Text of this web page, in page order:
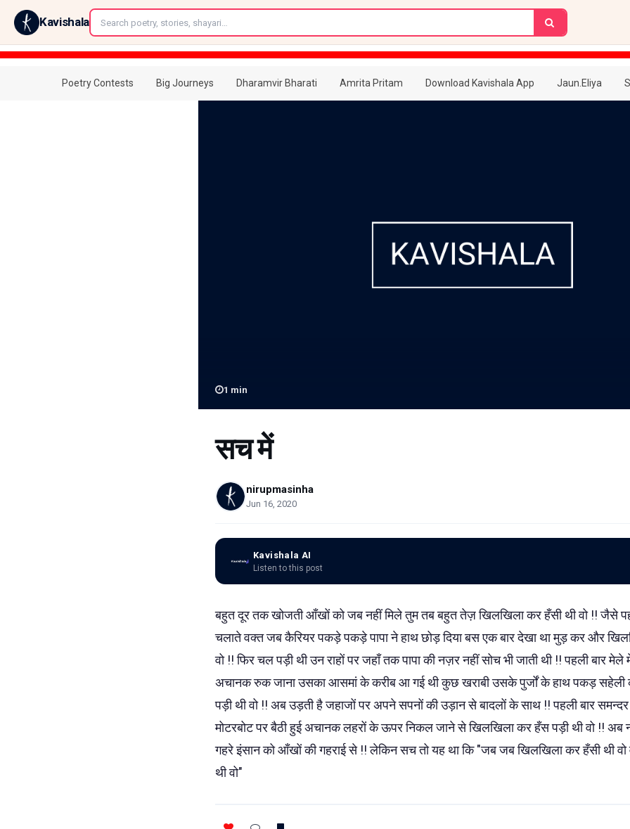
Kavishala
Poetry Contests Big Journeys Dharamvir Bharati Amrita Pritam Download Kavishala App Jaun.Eliya
1 min
सच में
nirupmasinha
Jun 16, 2020
Kavishala AI
Listen to this post
बहुत दूर तक खोजती आँखों को जब नहीं मिले तुम तब बहुत तेज़ खिलखिला कर हँसी थी वो !! जैसे
चलाते वक्त जब कैरियर पकड़े पकड़े पापा ने हाथ छोड़ दिया बस एक बार देखा था मुड़ कर और
वो !! फिर चल पड़ी थी उन राहों पर जहाँ तक पापा की नज़र नहीं सोच भी जाती थी !! पहली बार मेले
अचानक रुक जाना उसका आसमां के करीब आ गई थी कुछ खराबी उसके पुर्जों के हाथ पकड़ सहेली
पड़ी थी वो !! अब उड़ती है जहाजों पर अपने सपनों की उड़ान से बादलों के साथ !! पहली बार समन्दर
मोटरबोट पर बैठी हुई अचानक लहरों के ऊपर निकल जाने से खिलखिला कर हँस पड़ी थी वो !! अब
गहरे इंसान को आँखों की गहराई से !! लेकिन सच तो यह था कि "जब जब खिलखिला कर हँसी थी वो
थी वो"